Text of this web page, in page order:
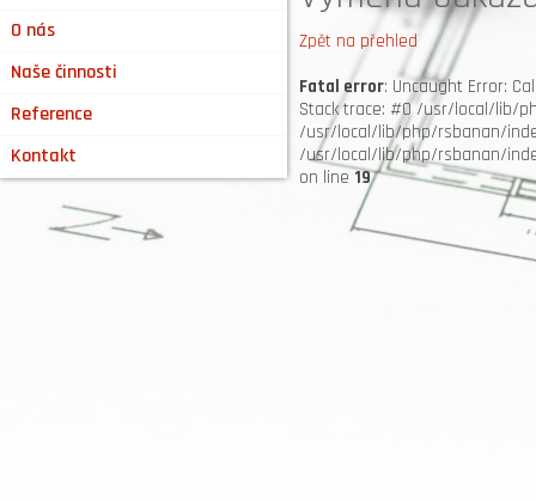
O nás
Naše činnosti
Reference
Kontakt
Zpět na přehled
Fatal error: Uncaught Error:
Stack trace: #0 /usr/local/lib/
/usr/local/lib/php/rsbanan/
/usr/local/lib/php/rsbanan/
on line19